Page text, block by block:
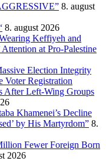
8. august
8. august 2026
Keffiyeh and
at Pro-Palestine
Election Integrity
Registration
After Left-Wing Groups
Khamenei’s Decline
by His Martyrdom” 8.
Fewer Foreign Born
2026